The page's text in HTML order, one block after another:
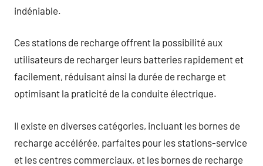
indéniable.
Ces stations de recharge offrent la possibilité aux
utilisateurs de recharger leurs batteries rapidement et
facilement, réduisant ainsi la durée de recharge et
optimisant la praticité de la conduite électrique.
Il existe en diverses catégories, incluant les bornes de
recharge accélérée, parfaites pour les stations-service
et les centres commerciaux, et les bornes de recharge